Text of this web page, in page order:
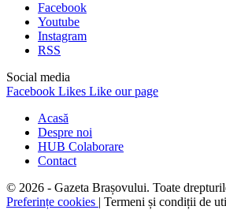
Facebook
Youtube
Instagram
RSS
Social media
Facebook Likes Like our page
Acasă
Despre noi
HUB Colaborare
Contact
© 2026 - Gazeta Brașovului. Toate
Preferințe cookies | Termeni și condiții de